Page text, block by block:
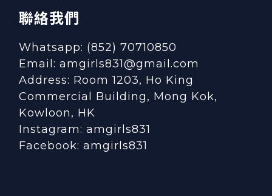
聯絡我們
Whatsapp: (852) 70710850
Email: amgirls831@gmail.com
Address: Room 1203, Ho King
Commercial Building, Mong Kok,
Kowloon, HK
Instagram: amgirls831
Facebook: amgirls831